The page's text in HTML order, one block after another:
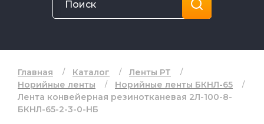
Главная Каталог
Ленты РТ
Норийные ленты
Норийные ленты БКНЛ-65
Лента конвейерная резинотканевая 2Л-100-8-
БКНЛ-65-2-3-0-НБ